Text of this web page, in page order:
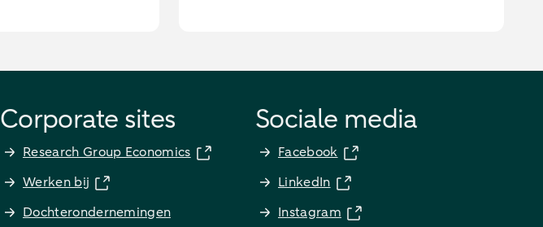
Corporate sites
Research Group Economics
Werken bij
Dochterondernemingen
Sociale media
Facebook
LinkedIn
Instagram